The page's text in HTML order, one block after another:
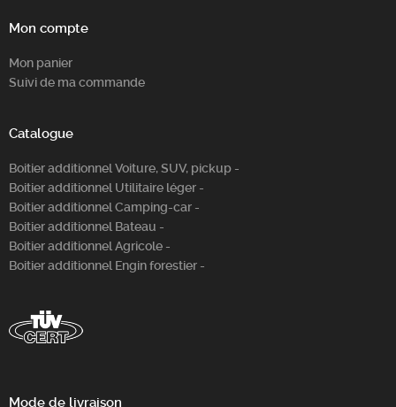
Mon compte
Mon panier
Suivi de ma commande
Catalogue
Boitier additionnel Voiture, SUV, pickup -
Boitier additionnel Utilitaire léger -
Boitier additionnel Camping-car -
Boitier additionnel Bateau -
Boitier additionnel Agricole -
Boitier additionnel Engin forestier -
Mode de livraison